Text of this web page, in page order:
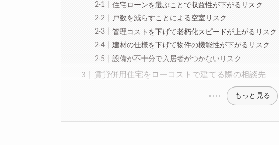
住宅ローンを選ぶことで収益性が下がるリスク
戸数を減らすことによる空室リスク
管理コストを下げて老朽化スピードが上がるリスク
建材の仕様を下げて物件の機能性が下がるリスク
設備が不十分で入居者がつかないリスク
賃貸併用住宅をローコストで建てる際の相談先
もっと見る